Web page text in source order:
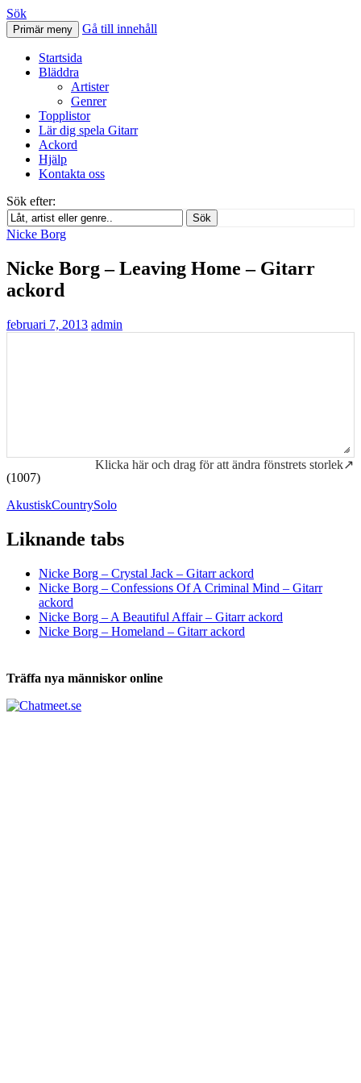
Svenskatabs.se
Sök
Primär meny Gå till innehåll
Startsida
Bläddra
Artister
Genrer
Topplistor
Lär dig spela Gitarr
Ackord
Hjälp
Kontakta oss
Sök efter:
Sök
Nicke Borg
Nicke Borg – Leaving Home – Gitarr
ackord
februari 7, 2013 admin
Klicka här och drag för att ändra fönstrets storlek↗
(1007)
AkustiskCountrySolo
Liknande tabs
Nicke Borg – Crystal Jack – Gitarr ackord
Nicke Borg – Confessions Of A Criminal Mind – Gitarr
ackord
Nicke Borg – A Beautiful Affair – Gitarr ackord
Nicke Borg – Homeland – Gitarr ackord
Träffa nya människor online